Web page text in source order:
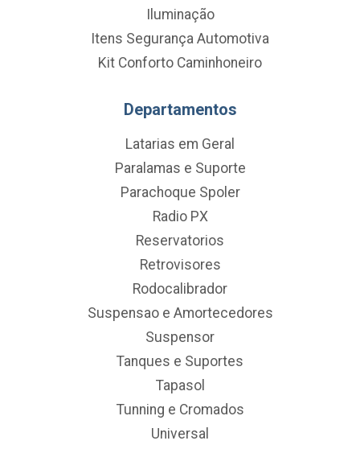
Iluminação
Itens Segurança Automotiva
Kit Conforto Caminhoneiro
Departamentos
Latarias em Geral
Paralamas e Suporte
Parachoque Spoler
Radio PX
Reservatorios
Retrovisores
Rodocalibrador
Suspensao e Amortecedores
Suspensor
Tanques e Suportes
Tapasol
Tunning e Cromados
Universal